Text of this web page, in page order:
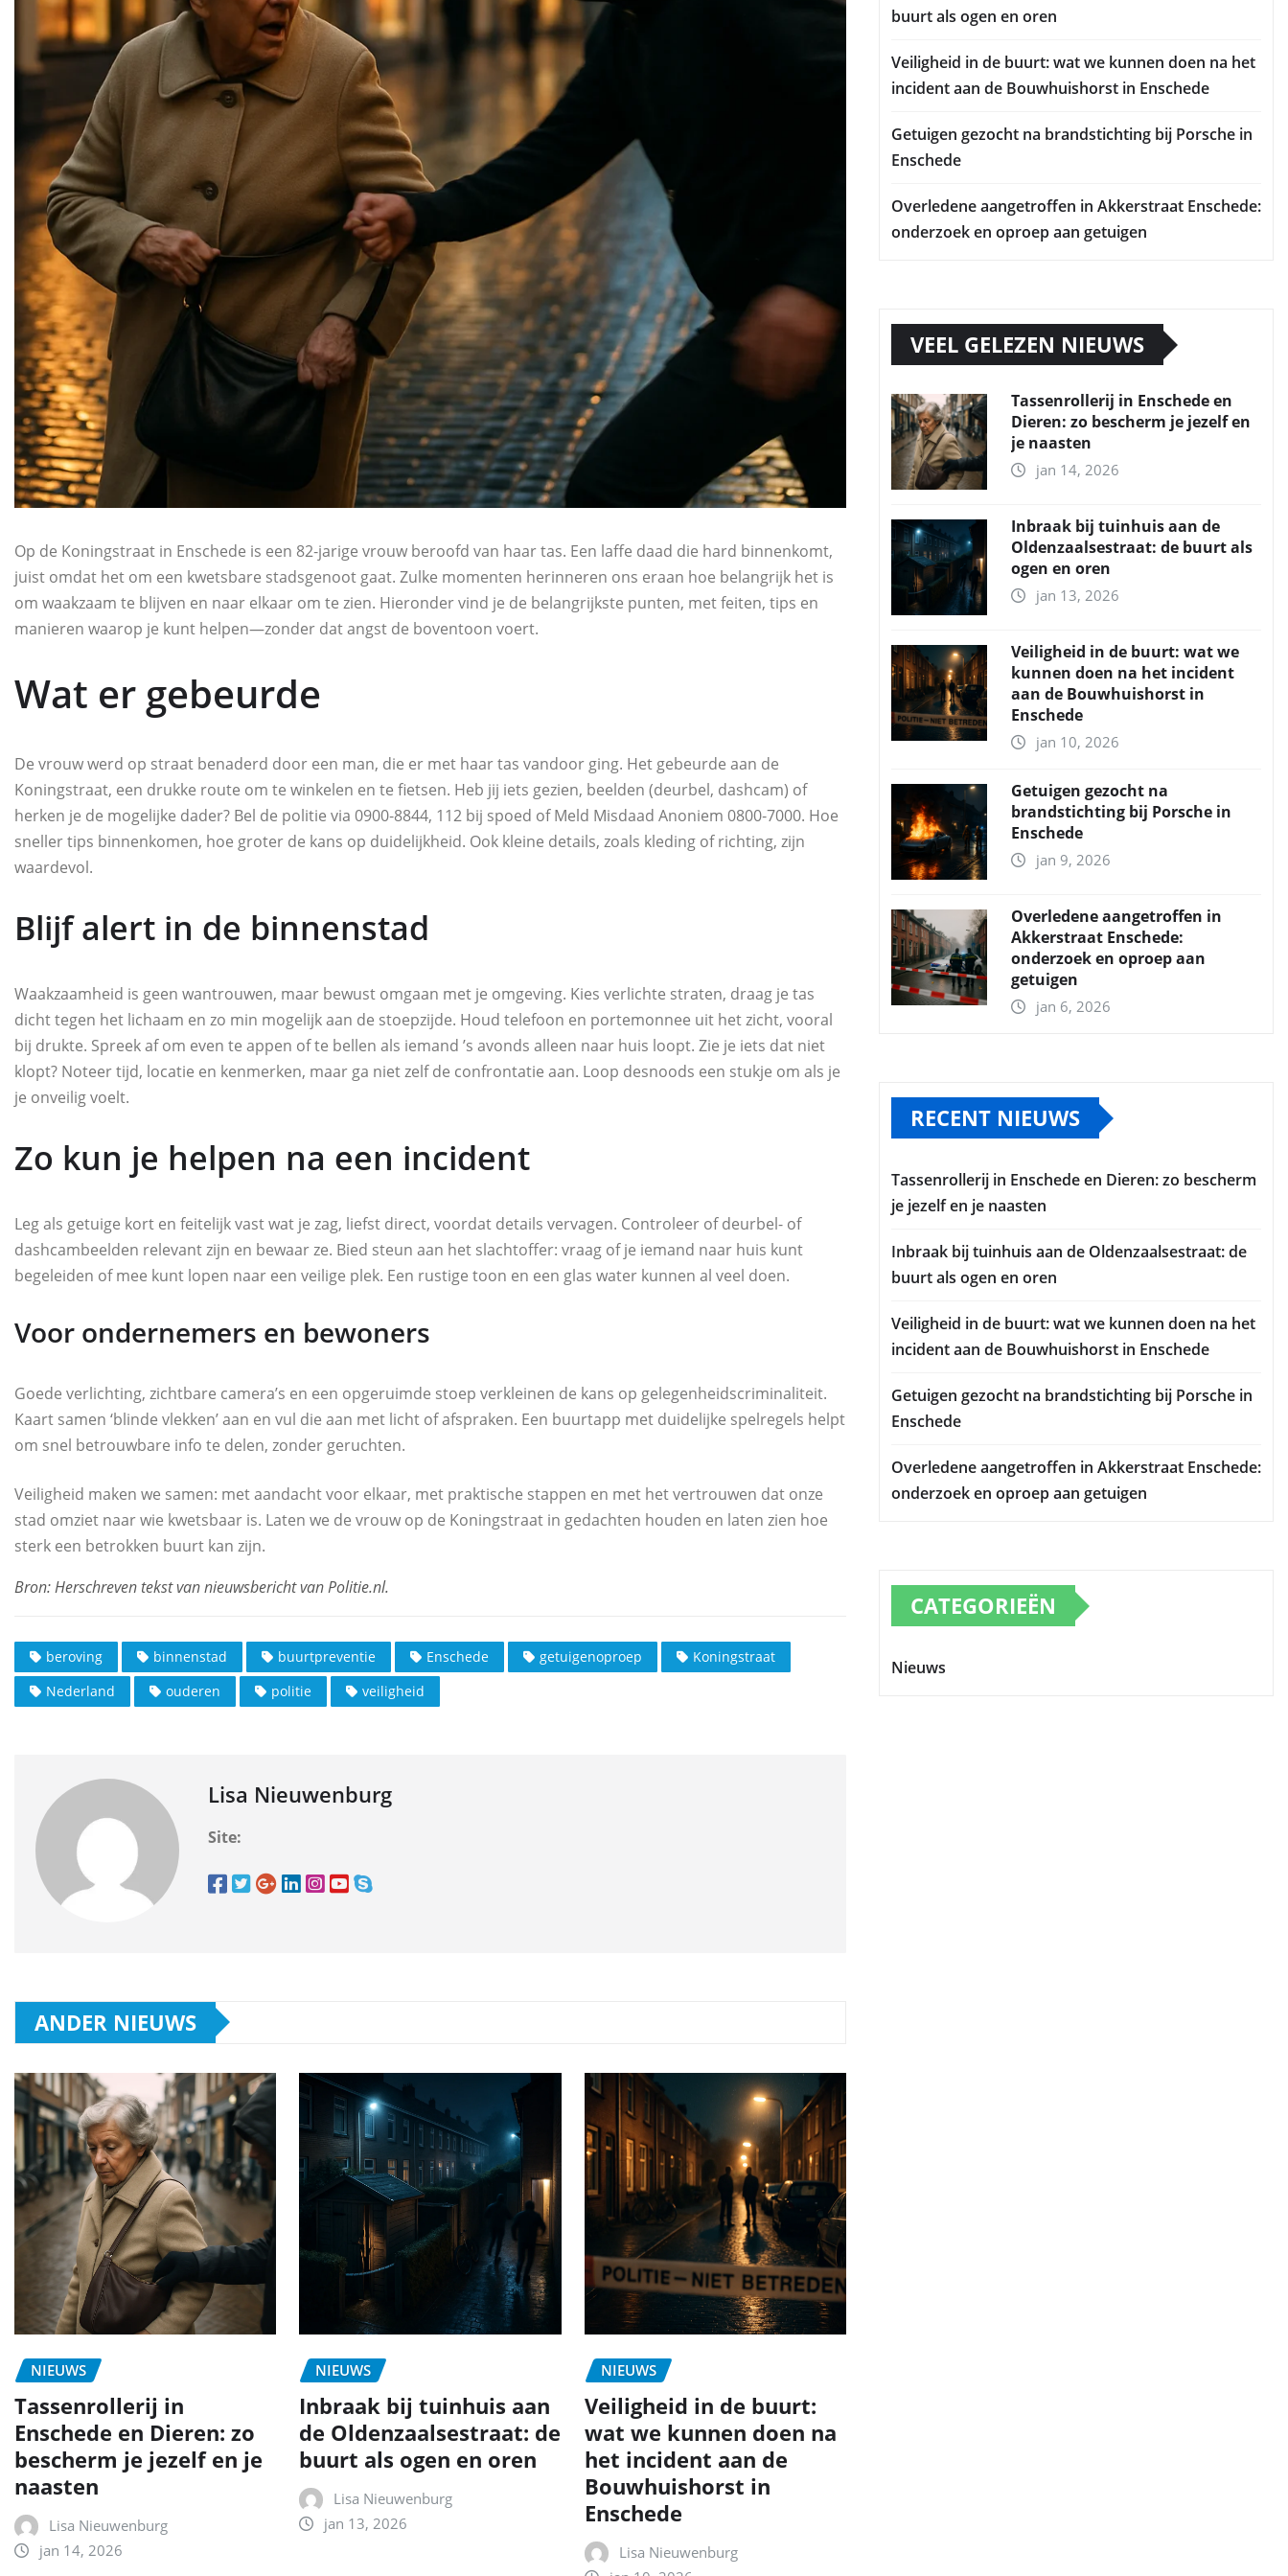
Op de Koningstraat in Enschede is een 82‑jarige vrouw beroofd van haar tas. Een laffe daad die hard binnenkomt,
juist omdat het om een kwetsbare stadsgenoot gaat. Zulke momenten herinneren ons eraan hoe belangrijk het is
om waakzaam te blijven en naar elkaar om te zien. Hieronder vind je de belangrijkste punten, met feiten, tips en
manieren waarop je kunt helpen—zonder dat angst de boventoon voert.
Wat er gebeurde
De vrouw werd op straat benaderd door een man, die er met haar tas vandoor ging. Het gebeurde aan de
Koningstraat, een drukke route om te winkelen en te fietsen. Heb jij iets gezien, beelden (deurbel, dashcam) of
herken je de mogelijke dader? Bel de politie via 0900‑8844, 112 bij spoed of Meld Misdaad Anoniem 0800‑7000. Hoe
sneller tips binnenkomen, hoe groter de kans op duidelijkheid. Ook kleine details, zoals kleding of richting, zijn
waardevol.
Blijf alert in de binnenstad
Waakzaamheid is geen wantrouwen, maar bewust omgaan met je omgeving. Kies verlichte straten, draag je tas
dicht tegen het lichaam en zo min mogelijk aan de stoepzijde. Houd telefoon en portemonnee uit het zicht, vooral
bij drukte. Spreek af om even te appen of te bellen als iemand ’s avonds alleen naar huis loopt. Zie je iets dat niet
klopt? Noteer tijd, locatie en kenmerken, maar ga niet zelf de confrontatie aan. Loop desnoods een stukje om als je
je onveilig voelt.
Zo kun je helpen na een incident
Leg als getuige kort en feitelijk vast wat je zag, liefst direct, voordat details vervagen. Controleer of deurbel- of
dashcambeelden relevant zijn en bewaar ze. Bied steun aan het slachtoffer: vraag of je iemand naar huis kunt
begeleiden of mee kunt lopen naar een veilige plek. Een rustige toon en een glas water kunnen al veel doen.
Voor ondernemers en bewoners
Goede verlichting, zichtbare camera’s en een opgeruimde stoep verkleinen de kans op gelegenheidscriminaliteit.
Kaart samen ‘blinde vlekken’ aan en vul die aan met licht of afspraken. Een buurtapp met duidelijke spelregels helpt
om snel betrouwbare info te delen, zonder geruchten.
Veiligheid maken we samen: met aandacht voor elkaar, met praktische stappen en met het vertrouwen dat onze
stad omziet naar wie kwetsbaar is. Laten we de vrouw op de Koningstraat in gedachten houden en laten zien hoe
sterk een betrokken buurt kan zijn.
beroving binnenstad buurtpreventie Enschede getuigenoproep
Koningstraat
Nederland
ouderen politie veiligheid
Lisa Nieuwenburg
Site:
ANDER NIEUWS
NIEUWS
Tassenrollerij in
Enschede en Dieren: zo
bescherm je jezelf en je
naasten
Lisa Nieuwenburg
jan 14, 2026
NIEUWS
Inbraak bij tuinhuis aan
de Oldenzaalsestraat: de
buurt als ogen en oren
Lisa Nieuwenburg
jan 13, 2026
NIEUWS
Veiligheid in de buurt:
wat we kunnen doen na
het incident aan de
Bouwhuishorst in
Enschede
Lisa Nieuwenburg
buurt als ogen en oren
Veiligheid in de buurt: wat we kunnen doen na het
incident aan de Bouwhuishorst in Enschede
Getuigen gezocht na brandstichting bij Porsche in
Enschede
Overledene aangetroffen in Akkerstraat Enschede:
onderzoek en oproep aan getuigen
VEEL GELEZEN NIEUWS
Tassenrollerij in Enschede en
Dieren: zo bescherm je jezelf en
je naasten
jan 14, 2026
Inbraak bij tuinhuis aan de
Oldenzaalsestraat: de buurt als
ogen en oren
jan 13, 2026
Veiligheid in de buurt: wat we
kunnen doen na het incident
aan de Bouwhuishorst in
Enschede
jan 10, 2026
Getuigen gezocht na
brandstichting bij Porsche in
Enschede
jan 9, 2026
Overledene aangetroffen in
Akkerstraat Enschede:
onderzoek en oproep aan
getuigen
jan 6, 2026
RECENT NIEUWS
Tassenrollerij in Enschede en Dieren: zo bescherm
je jezelf en je naasten
Inbraak bij tuinhuis aan de Oldenzaalsestraat: de
buurt als ogen en oren
Veiligheid in de buurt: wat we kunnen doen na het
incident aan de Bouwhuishorst in Enschede
Getuigen gezocht na brandstichting bij Porsche in
Enschede
Overledene aangetroffen in Akkerstraat Enschede:
onderzoek en oproep aan getuigen
CATEGORIEËN
Nieuws